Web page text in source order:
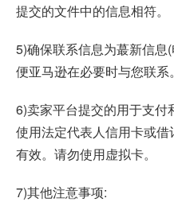
提交的文件中的信息相符。
5)确保联系信息为蕞新信息
便亚马逊在必要时与您联系。
6)卖家平台提交的用于支付
使用法定代表人信用卡或
有效。请勿使用虚拟卡。
7)其他注意事项: